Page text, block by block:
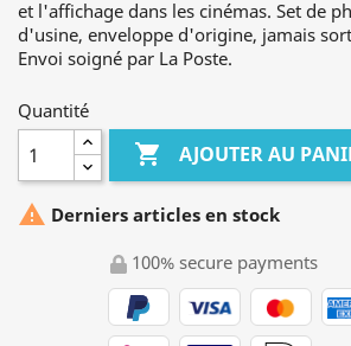
et l'affichage dans les cinémas. Set de
d'usine, enveloppe d'origine, jamais
Envoi soigné par La Poste.
Quantité
 AJOUTER AU
 Derniers articles en stock
100% secure payments